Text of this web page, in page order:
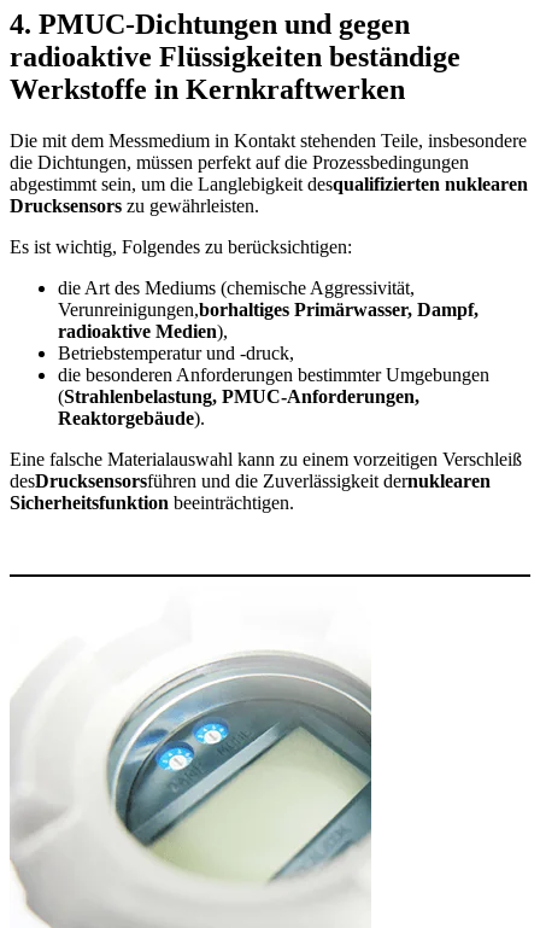
4. PMUC-Dichtungen und gegen
radioaktive Flüssigkeiten beständige
Werkstoffe in Kernkraftwerken
Die mit dem Messmedium in Kontakt stehenden Teile, insbesondere
die Dichtungen, müssen perfekt auf die Prozessbedingungen
abgestimmt sein, um die Langlebigkeit desqualifizierten nuklearen
Drucksensors zu gewährleisten.
Es ist wichtig, Folgendes zu berücksichtigen:
die Art des Mediums (chemische Aggressivität,
Verunreinigungen,borhaltiges Primärwasser, Dampf,
radioaktive Medien),
Betriebstemperatur und -druck,
die besonderen Anforderungen bestimmter Umgebungen
(Strahlenbelastung, PMUC-Anforderungen,
Reaktorgebäude).
Eine falsche Materialauswahl kann zu einem vorzeitigen Verschleiß
desDrucksensorsführen und die Zuverlässigkeit dernuklearen
Sicherheitsfunktion beeinträchtigen.